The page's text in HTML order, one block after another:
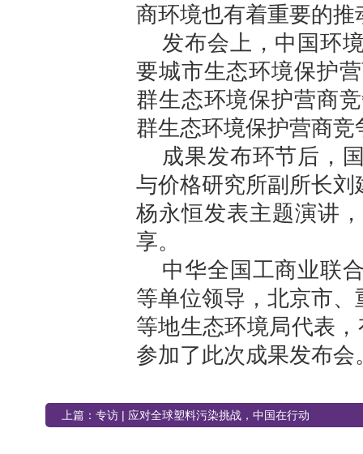
商环境也有着重要的推
发布会上，中国环
要城市生态环境保护
群生态环境保护营商
群生态环境保护营商竞
成果发布环节后，
与价格研究所副所长
杨永恒发表主题演讲
享。
中华全国工商业联
等单位领导，北京市
等地生态环境局代表
参加了此次成果发布会
上篇： 专访 | 应对全球塑料污染挑战，中国在行动